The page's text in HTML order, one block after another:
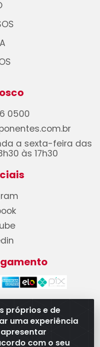
próprios e de
uma experiência
com o seu
0500
a sexta-feira das
às 17h30
LTDA - CNPJ
667 - Parque
- CEP 74375-660